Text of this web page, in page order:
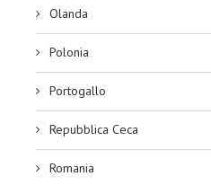
Olanda
Polonia
Portogallo
Repubblica Ceca
Romania